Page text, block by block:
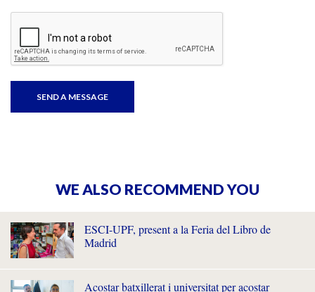
WE ALSO RECOMMEND YOU
ESCI-UPF, present a la Feria del Libro de
Madrid
Acostar batxillerat i universitat per acostar